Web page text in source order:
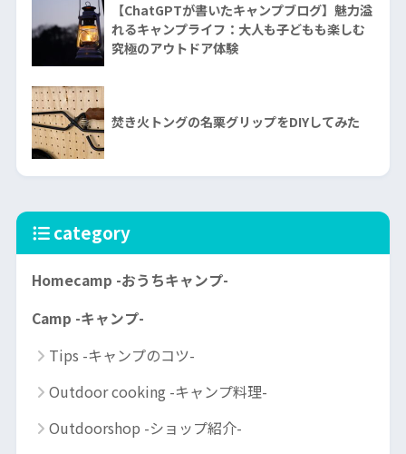
【ChatGPTが書いたキャンプブログ】魅力溢
れるキャンプライフ：大人も子どもも楽しむ
究極のアウトドア体験
焚き火トングの名栗グリップをDIYしてみた
category
Homecamp -おうちキャンプ-
Camp -キャンプ-
Tips -キャンプのコツ-
Outdoor cooking -キャンプ料理-
Outdoorshop -ショップ紹介-